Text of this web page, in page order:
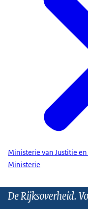
Ministerie van Justitie
Ministerie
De Rijksoverheid.